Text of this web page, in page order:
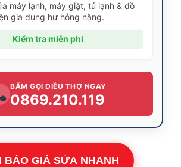
máy lạnh, máy giặt, tủ lạnh & đồ
gia dụng hư hỏng nặng.
Kiểm tra miễn phí
BẤM GỌI ĐIỀU THỢ NGAY
0869.210.119
BÁO GIÁ SỬA NHANH